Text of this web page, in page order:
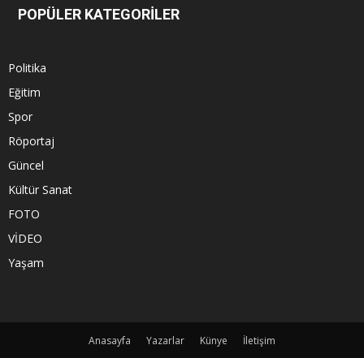
POPÜLER KATEGORİLER
Politika
Eğitim
Spor
Röportaj
Güncel
Kültür Sanat
FOTO
VİDEO
Yaşam
Anasayfa Yazarlar Künye
İletişim